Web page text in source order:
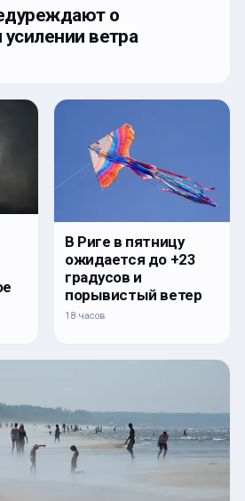
о
ветра
В Риге в пятницу
ожидается до +23
градусов и
порывистый ветер
18 часов